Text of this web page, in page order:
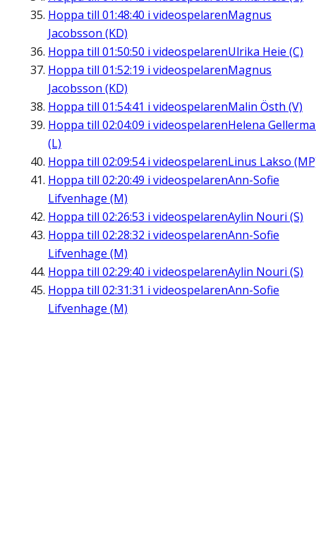
Hoppa till 01:48:40 i videospelarenMagnus
Jacobsson (KD)
Hoppa till 01:50:50 i videospelarenUlrika Heie (C)
Hoppa till 01:52:19 i videospelarenMagnus
Jacobsson (KD)
Hoppa till 01:54:41 i videospelarenMalin Östh (V)
Hoppa till 02:04:09 i videospelarenHelena
(L)
Hoppa till 02:09:54i videospelarenLinus Lakso
Hoppa till 02:20:49 i videospelarenAnn-Sofie
Lifvenhage (M)
Hoppa till 02:26:53 i videospelarenAylin Nouri (S)
Hoppa till 02:28:32 i videospelarenAnn-Sofie
Lifvenhage (M)
Hoppa till 02:29:40 i videospelarenAylin Nouri (S)
Hoppa till 02:31:31 i videospelarenAnn-Sofie
Lifvenhage (M)